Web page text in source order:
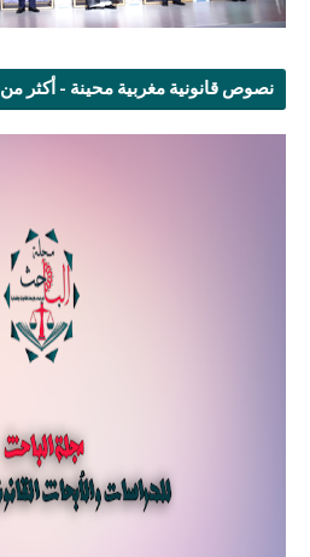
نصوص قانونية مغربية محينة - أكثر من 150 نص قانوني